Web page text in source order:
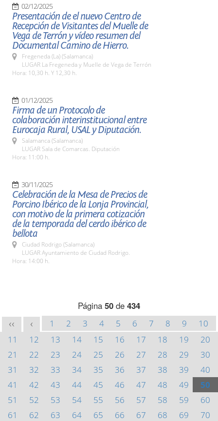
02/12/2025
Presentación de el nuevo Centro de
Recepción de Visitantes del Muelle de
Vega de Terrón y vídeo resumen del
Documental Camino de Hierro.
Fregeneda (La) (Salamanca)
LUGAR La Fregeneda y Muelle de Vega de Terrón
Hora: 10,30 h. Y 12,30 h.
01/12/2025
Firma de un Protocolo de
colaboración interinstitucional entre
Eurocaja Rural, USAL y Diputación.
Salamanca (Salamanca)
LUGAR Sala de Comarcas. Diputación
Hora: 11:00 h.
30/11/2025
Celebración de la Mesa de Precios de
Porcino Ibérico de la Lonja Provincial,
con motivo de la primera cotización
de la temporada del cerdo ibérico de
bellota
Ciudad Rodrigo (Salamanca)
LUGAR Ayuntamiento de Ciudad Rodrigo.
Hora: 14:00 h.
Página 50 de 434
<< < 1 2 3 4 5 6 7 8 9
10
11
12 13 14 15 16 17 18 19
20
21
22 23 24 25 26 27 28 29
30
31
32 33 34 35 36 37 38 39
40
41
42 43 44 45 46 47 48 49
50
51
52 53 54 55 56 57 58 59
60
61
62 63 64 65 66 67 68 69
70